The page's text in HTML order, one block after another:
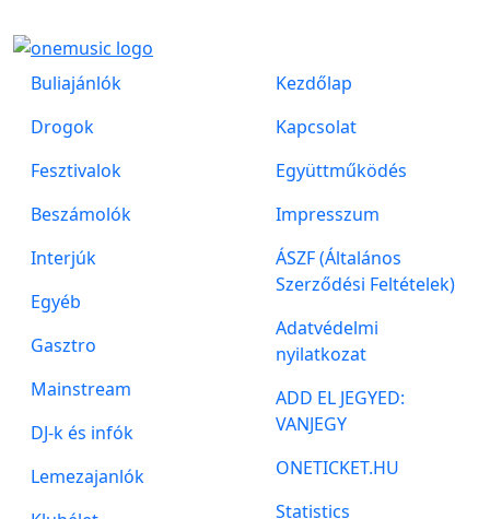
Buliajánlók
Drogok
Fesztivalok
Beszámolók
Interjúk
Egyéb
Gasztro
Mainstream
DJ-k és infók
Lemezajanlók
Kezdőlap
Kapcsolat
Együttműködés
Impresszum
ÁSZF (Általános
Szerződési Feltételek)
Adatvédelmi
nyilatkozat
ADD EL JEGYED:
VANJEGY
ONETICKET.HU
Statistics